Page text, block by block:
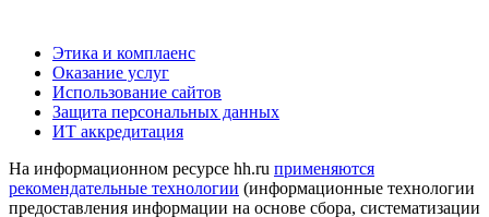
Этика и комплаенс
Оказание услуг
Использование сайтов
Защита персональных данных
ИТ аккредитация
На информационном ресурсе hh.ru применяются
рекомендательные технологии (информационные технологии
предоставления информации на основе сбора, систематизации